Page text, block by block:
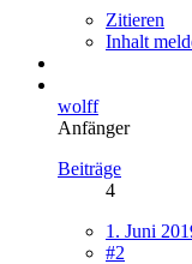
Zitieren
Inhalt
wolff
Anfänger
Beiträge
4
1. Juni
#2